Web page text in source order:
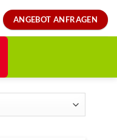
ANGEBOT ANFRAGEN